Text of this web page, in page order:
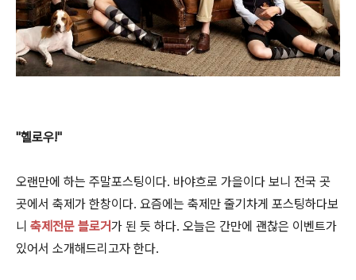
"헬로우!"
오랜만에 하는 주말포스팅이다. 바야흐로 가을이다 보니 전국 곳
곳에서 축제가 한창이다. 요즘에는 축제만 줄기차게 포스팅하다보
니 축제전문 블로거가 된 듯 하다. 오늘은 간만에 괜찮은 이벤트가
있어서 소개해드리고자 한다.